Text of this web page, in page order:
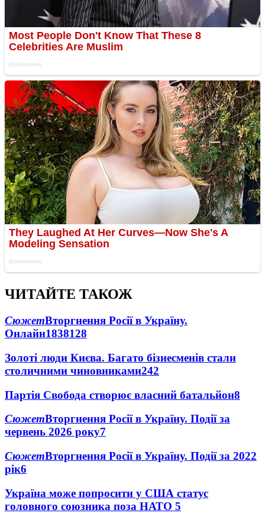
ЧИТАЙТЕ ТАКОЖ
СюжетВторгнення Росії в Україну.
Онлайн1838128
Золоті люди Києва. Багато бізнесменів стали
столичними чиновниками242
Партія Свобода створює власний батальйон8
СюжетВторгнення Росії в Україну. Події за
червень 2026 року7
СюжетВторгнення Росії в Україну. Події за 2022
рік6
Україна може попросити у США статус
головного союзника поза НАТО 5